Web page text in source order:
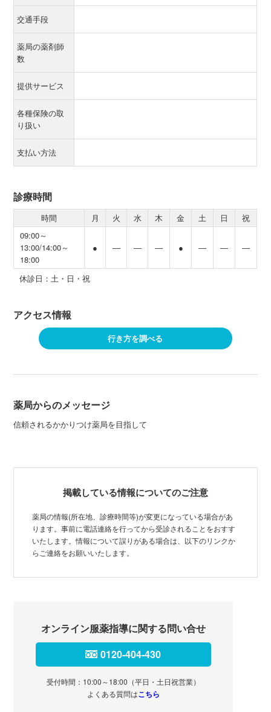
交通手段
薬局の薬剤師
数
提供サービス
各種保険の取
り扱い
支払い方法
診療時間
時間 月 火 水 木 金 土 日
祝
09:00～
13:00/14:00～
18:00
● ― ― ― ● ― ― ―
休診日：土・日・祝
アクセス情報
行き方を調べる
薬局からのメッセージ
信頼されるかかりつけ薬局を目指して
掲載している情報についてのご注意
薬局の情報(所在地、診療時間等)が変更になっている場合があ
ります。事前に電話連絡を行ってから受診されることをおすす
いたします。情報について誤りがある場合は、以下のリンクか
らご連絡をお願いいたします。
オンライン服薬指導に関する問い合せ
0120-404-430
受付時間：10:00～18:00（平日・土日祝営業）
よくある質問はこちら